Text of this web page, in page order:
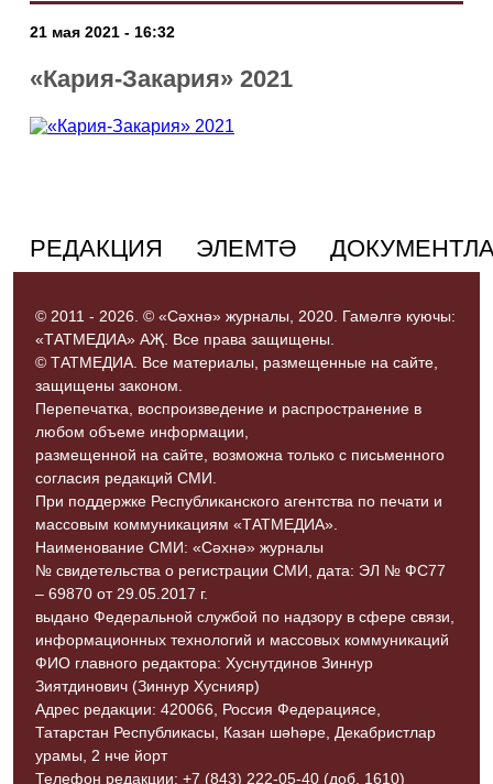
21 мая 2021 - 16:32
«Кария-Закария» 2021
РЕДАКЦИЯ ЭЛЕМТӘ
© 2011 - 2026. © «Сәхнә» журналы, 2020. Гамәлгә куючы:
«ТАТМЕДИА» АҖ. Все права защищены.
© ТАТМЕДИА. Все материалы, размещенные на сайте,
защищены законом.
Перепечатка, воспроизведение и распространение в
любом объеме информации,
размещенной на сайте, возможна только с письменного
согласия редакций СМИ.
При поддержке Республиканского агентства по печати и
массовым коммуникациям «ТАТМЕДИА».
Наименование СМИ: «Сәхнә» журналы
№ свидетельства о регистрации СМИ, дата: ЭЛ № ФС77
– 69870 от 29.05.2017 г.
выдано Федеральной службой по надзору в сфере связи,
информационных технологий и массовых коммуникаций
ФИО главного редактора: Хуснутдинов Зиннур
Зиятдинович (Зиннур Хуснияр)
Адрес редакции: 420066, Россия Федерациясе,
Татарстан Республикасы, Казан шәһәре, Декабристлар
урамы, 2 нче йорт
Телефон редакции: +7 (843) 222-05-40 (доб. 1610)